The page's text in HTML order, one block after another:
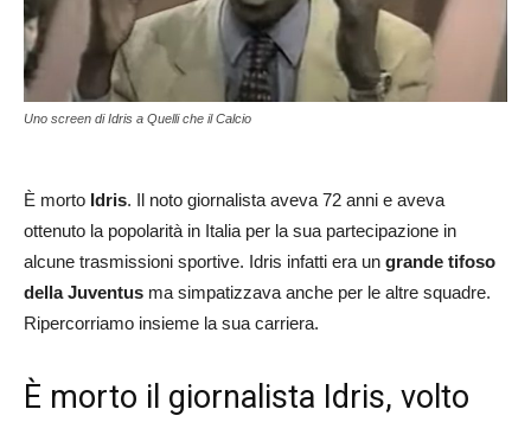
Uno screen di Idris a Quelli che il Calcio
È morto Idris. Il noto giornalista aveva 72 anni e aveva
ottenuto la popolarità in Italia per la sua partecipazione in
alcune trasmissioni sportive. Idris infatti era un grande tifoso
della Juventus ma simpatizzava anche per le altre squadre.
Ripercorriamo insieme la sua carriera.
È morto il giornalista Idris, volto